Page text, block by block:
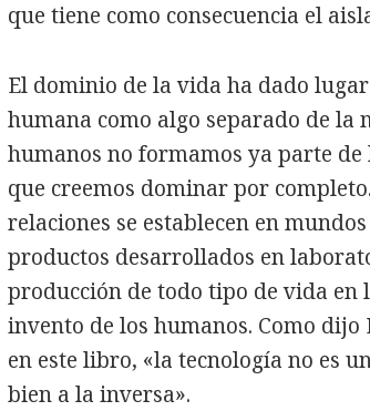
que tiene como consecuencia el
El dominio de la vida ha dado
humana como algo separado de la
humanos no formamos ya parte
que creemos dominar por
relaciones se establecen en
productos desarrollados en
producción de todo tipo de vida en
invento de los humanos. Como
en este libro, «la tecnología no es
bien a la inversa».